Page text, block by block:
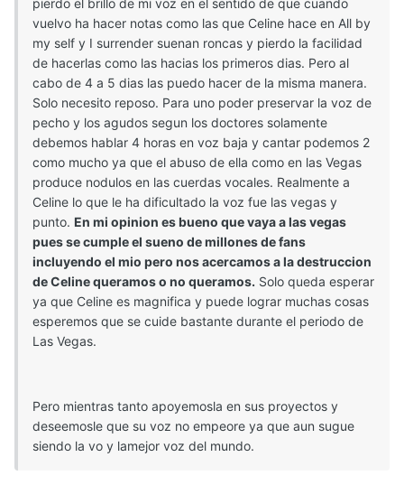
vuelvo ha hacer notas como las que Celine hace en All by
my self y I surrender suenan roncas y pierdo la facilidad
de hacerlas como las hacias los primeros dias. Pero al
cabo de 4 a 5 dias las puedo hacer de la misma manera.
Solo necesito reposo. Para uno poder preservar la voz de
pecho y los agudos segun los doctores solamente
debemos hablar 4 horas en voz baja y cantar podemos 2
como mucho ya que el abuso de ella como en las Vegas
produce nodulos en las cuerdas vocales. Realmente a
Celine lo que le ha dificultado la voz fue las vegas y
punto. En mi opinion es bueno que vaya a las vegas
pues se cumple el sueno de millones de fans
incluyendo el mio pero nos acercamos a la destruccion
de Celine queramos o no queramos. Solo queda esperar
ya que Celine es magnifica y puede lograr muchas cosas
esperemos que se cuide bastante durante el periodo de
Las Vegas.
Pero mientras tanto apoyemosla en sus proyectos y
deseemosle que su voz no empeore ya que aun sugue
siendo la vo y lamejor voz del mundo.